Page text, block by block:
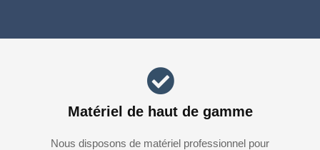
Matériel de haut de gamme
Nous disposons de matériel professionnel pour